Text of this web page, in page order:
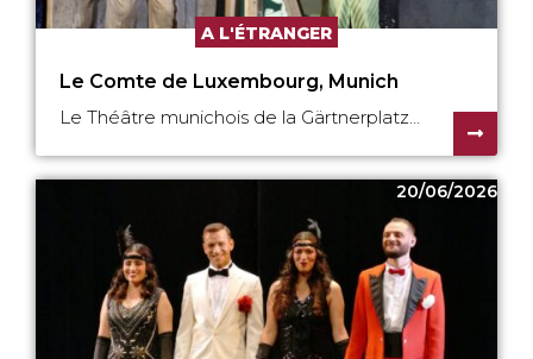
A L'ÉTRANGER
Le Comte de Luxembourg, Munich
Le Théâtre munichois de la Gärtnerplatz...
20/06/2026